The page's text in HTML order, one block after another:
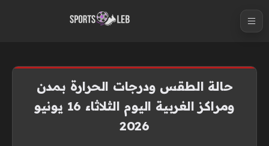
حالة الطقس ودرجات الحرارة بمدن
ومراكز الغربية اليوم الثلاثاء 16 يونيو
2026